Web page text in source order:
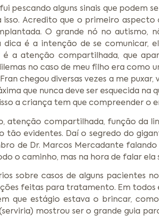
pescando alguns sinais que
Acredito que o primeiro
O grande nó no
é a intenção de se comunicar,
é a atenção compartilhada, que
no caso de meu filho era
chegou diversas vezes a me
que nunca deve ser esquecida
a criança tem que compreender o
atenção compartilhada, função da
tão evidentes. Daí o segredo do
de Dr. Marcos Mercadante
o caminho, mas na hora de falar ela
sobre casos de alguns pacientes
feitas para tratamento. Em todos
que estágio estava o brincar,
mostrou ser o grande guia